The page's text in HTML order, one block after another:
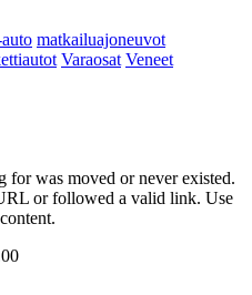
matkailuajoneuvot
Varaosat Veneet
was moved or never existed.
or followed a valid link. Use